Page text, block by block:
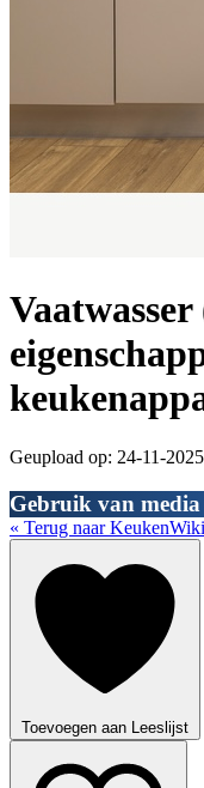
Geupload op: 24-11-
Gebruik van media
« Terug naar KeukenWiki
Toevoegen aan Leeslijst